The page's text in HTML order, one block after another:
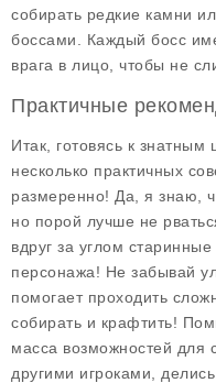
собирать редкие камни
боссами. Каждый босс
врага в лицо, чтобы не
Практичные
Итак, готовясь к
несколько практичных
размеренно! Да, я знаю,
но порой лучше не
вдруг за углом
персонажа! Не забывай
помогает проходить
собирать и крафтить!
масса возможностей для
другими игроками,